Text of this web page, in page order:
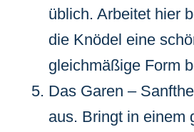
üblich. Arbeitet hier
die Knödel eine
gleichmäßige Form
Das Garen –
aus. Bringt in einem